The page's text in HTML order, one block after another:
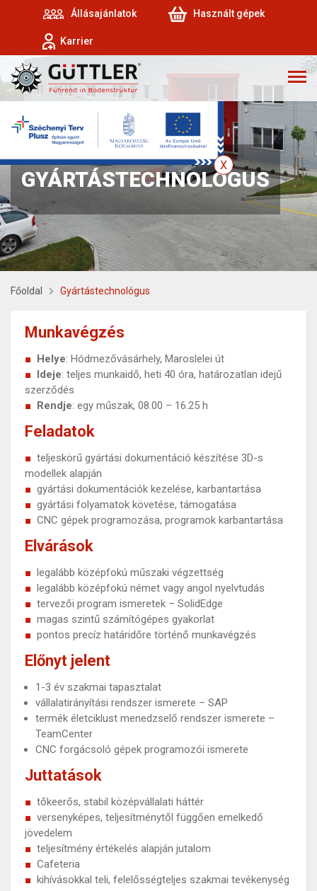
Állásajánlatok Használt gépek
Karrier
GYÁRTÁSTECHNOLÓGUS
Főoldal Gyártástechnológus
Munkavégzés
Helye: Hódmezővásárhely, Maroslelei út
Ideje: teljes munkaidő, heti 40 óra, határozatlan idejű
szerződés
Rendje: egy műszak, 08.00 – 16.25 h
Feladatok
teljeskörű gyártási dokumentáció készítése 3D-s
modellek alapján
gyártási dokumentációk kezelése, karbantartása
gyártási folyamatok követése, támogatása
CNC gépek programozása, programok karbantartása
Elvárások
legalább középfokú műszaki végzettség
legalább középfokú német vagy angol nyelvtudás
tervezői program ismeretek – SolidEdge
magas szintű számítógépes gyakorlat
pontos precíz határidőre történő munkavégzés
Előnyt jelent
1-3 év szakmai tapasztalat
vállalatirányítási rendszer ismerete – SAP
termék életciklust menedzselő rendszer ismerete –
TeamCenter
CNC forgácsoló gépek programozói ismerete
Juttatások
tőkeerős, stabil középvállalati háttér
versenyképes, teljesítménytől függően emelkedő
jövedelem
teljesítmény értékelés alapján jutalom
Cafeteria
kihívásokkal teli, felelősségteljes szakmai tevékenység